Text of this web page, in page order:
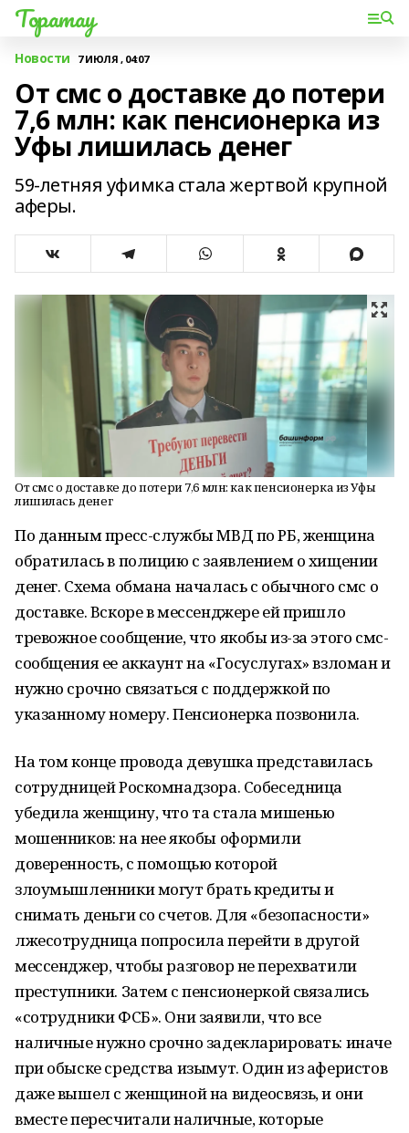
Торатау
Новости 7 ИЮЛЯ , 04:07
От смс о доставке до потери
7,6 млн: как пенсионерка из
Уфы лишилась денег
59-летняя уфимка стала жертвой крупной
аферы.
От смс о доставке до потери 7,6 млн: как пенсионерка из Уфы
лишилась денег
По данным пресс-службы МВД по РБ, женщина
обратилась в полицию с заявлением о хищении
денег. Схема обмана началась с обычного смс о
доставке. Вскоре в мессенджере ей пришло
тревожное сообщение, что якобы из-за этого смс-
сообщения ее аккаунт на «Госуслугах» взломан и
нужно срочно связаться с поддержкой по
указанному номеру. Пенсионерка позвонила.
На том конце провода девушка представилась
сотрудницей Роскомнадзора. Собеседница
убедила женщину, что та стала мишенью
мошенников: на нее якобы оформили
доверенность, с помощью которой
злоумышленники могут брать кредиты и
снимать деньги со счетов. Для «безопасности»
лжесотрудница попросила перейти в другой
мессенджер, чтобы разговор не перехватили
преступники. Затем с пенсионеркой связались
«сотрудники ФСБ». Они заявили, что все
наличные нужно срочно задекларировать: иначе
при обыске средства изымут. Один из аферистов
даже вышел с женщиной на видеосвязь, и они
вместе пересчитали наличные, которые